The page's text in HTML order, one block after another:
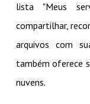
lista "Meus
compartilhar,
arquivos com
também oferece
nuvens.